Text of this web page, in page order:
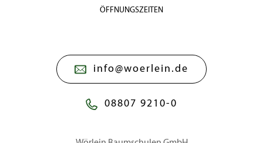
ÖFFNUNGSZEITEN
info@woerlein.de
08807 9210-0